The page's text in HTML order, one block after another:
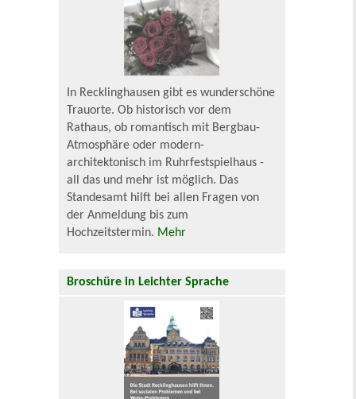
In Recklinghausen gibt es wunderschöne
Trauorte. Ob historisch vor dem
Rathaus, ob romantisch mit Bergbau-
Atmosphäre oder modern-
architektonisch im Ruhrfestspielhaus -
all das und mehr ist möglich. Das
Standesamt hilft bei allen Fragen von
der Anmeldung bis zum
Hochzeitstermin. Mehr
Broschüre in Leichter Sprache